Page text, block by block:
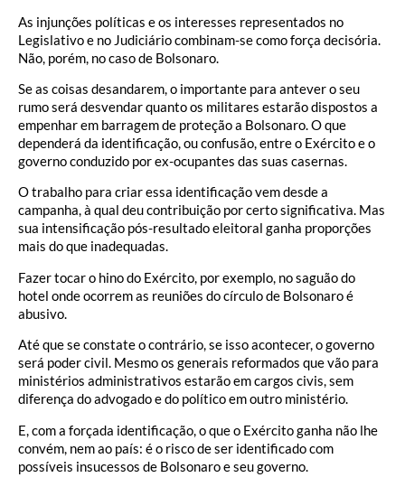
As injunções políticas e os interesses representados no
Legislativo e no Judiciário combinam-se como força decisória.
Não, porém, no caso de Bolsonaro.
Se as coisas desandarem, o importante para antever o seu
rumo será desvendar quanto os militares estarão dispostos a
empenhar em barragem de proteção a Bolsonaro. O que
dependerá da identificação, ou confusão, entre o Exército e o
governo conduzido por ex-ocupantes das suas casernas.
O trabalho para criar essa identificação vem desde a
campanha, à qual deu contribuição por certo significativa. Mas
sua intensificação pós-resultado eleitoral ganha proporções
mais do que inadequadas.
Fazer tocar o hino do Exército, por exemplo, no saguão do
hotel onde ocorrem as reuniões do círculo de Bolsonaro é
abusivo.
Até que se constate o contrário, se isso acontecer, o governo
será poder civil. Mesmo os generais reformados que vão para
ministérios administrativos estarão em cargos civis, sem
diferença do advogado e do político em outro ministério.
E, com a forçada identificação, o que o Exército ganha não lhe
convém, nem ao país: é o risco de ser identificado com
possíveis insucessos de Bolsonaro e seu governo.